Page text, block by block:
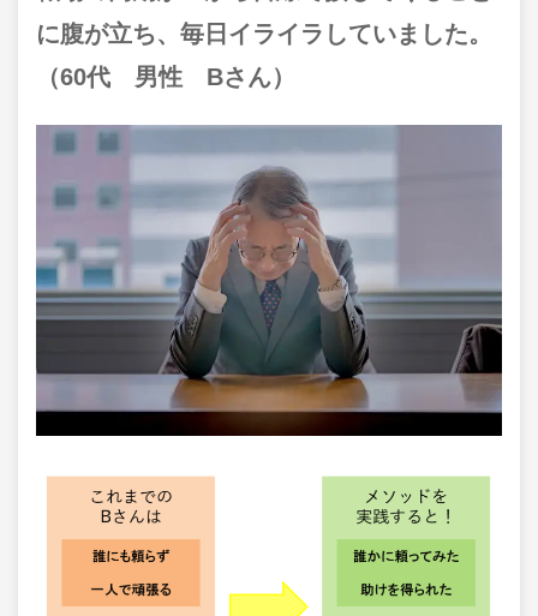
に腹が立ち、毎日イライラしていました。
（60代 男性 Bさん）